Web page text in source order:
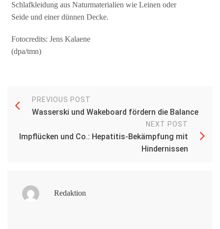
Schlafkleidung aus Naturmaterialien wie Leinen oder
Seide und einer dünnen Decke.
Fotocredits: Jens Kalaene
(dpa/tmn)
PREVIOUS POST
Wasserski und Wakeboard fördern die Balance
NEXT POST
Impflücken und Co.: Hepatitis-Bekämpfung mit
Hindernissen
Redaktion